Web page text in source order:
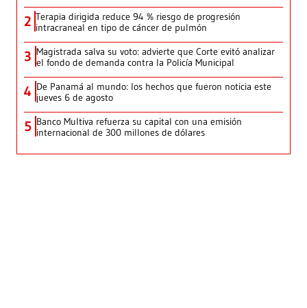
2 Terapia dirigida reduce 94 % riesgo de progresión
intracraneal en tipo de cáncer de pulmón
3 Magistrada salva su voto: advierte que Corte evitó analizar
el fondo de demanda contra la Policía Municipal
4 De Panamá al mundo: los hechos que fueron noticia este
jueves 6 de agosto
5 Banco Multiva refuerza su capital con una emisión
internacional de 300 millones de dólares